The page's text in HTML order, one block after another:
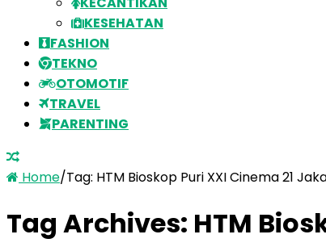
KESEHATAN
FASHION
TEKNO
OTOMOTIF
TRAVEL
PARENTING
Home/Tag: HTM Bioskop Puri XXI Cinema 21
Tag Archives: HTM